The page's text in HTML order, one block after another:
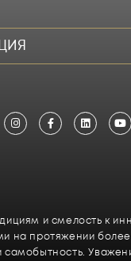
и смелость к
на протяжении
самобытность.